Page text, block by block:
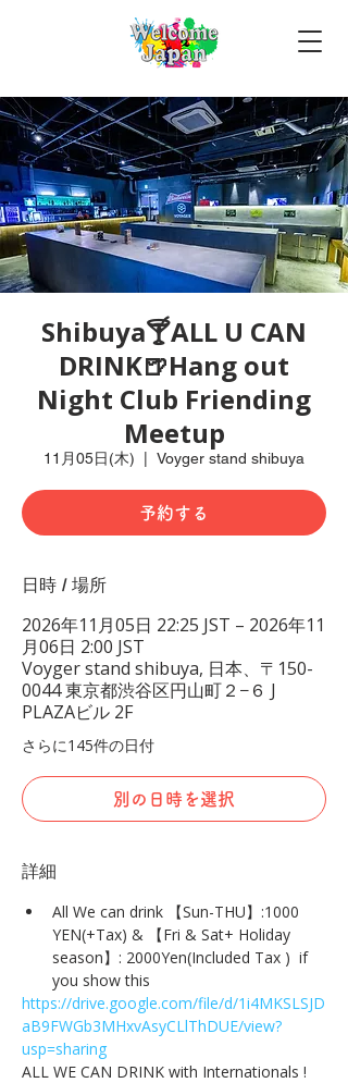
Shibuya🍸ALL U CAN
DRINK🍺Hang out
Night Club Friending
Meetup
11月05日(木) Voyger stand shibuya
予約する
日時 / 場所
2026年11月05日 22:25 JST – 2026年11
月06日 2:00 JST
Voyger stand shibuya, 日本、〒150-
0044 東京都渋谷区円山町２−６ J
PLAZAビル 2F
さらに145件の日付
別の日時を選択
詳細
All We can drink 【Sun-THU】:1000
YEN(+Tax) & 【Fri & Sat+ Holiday
season】: 2000Yen(Included Tax )  if
you show this
https://drive.google.com/file/d/1i4MKSLSJD
aB9FWGb3MHxvAsyCLlThDUE/view?
usp=sharing
ALL WE CAN DRINK with Internationals !